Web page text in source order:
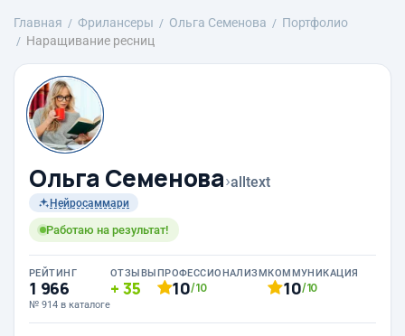
Главная Фрилансеры Ольга Семенова
Портфолио
Наращивание ресниц
Ольга Семенова›alltext
Нейросаммари
Работаю на результат!
РЕЙТИНГ
1 966
№ 914 в каталоге
ОТЗЫВЫ
35
ПРОФЕССИОНАЛИЗМ
10/10
КОММУНИКАЦИЯ
10/10